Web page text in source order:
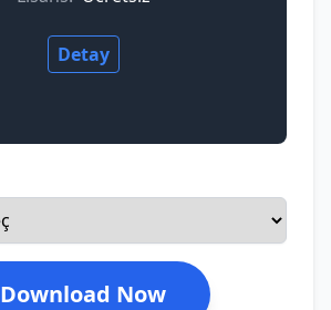
Detay
Download Now